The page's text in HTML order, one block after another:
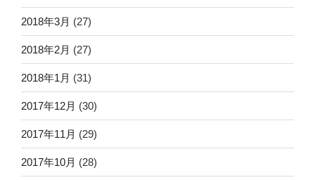
2018年3月 (27)
2018年2月 (27)
2018年1月 (31)
2017年12月 (30)
2017年11月 (29)
2017年10月 (28)